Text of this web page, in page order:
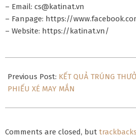
– Email: cs@katinat.vn
– Fanpage: https://
– Website: https://katinat.vn/
04-
16
Previous Post: KẾT QUẢ TRÚNG
PHIẾU XÉ MAY MẮN
Comments are closed, but trackbacks